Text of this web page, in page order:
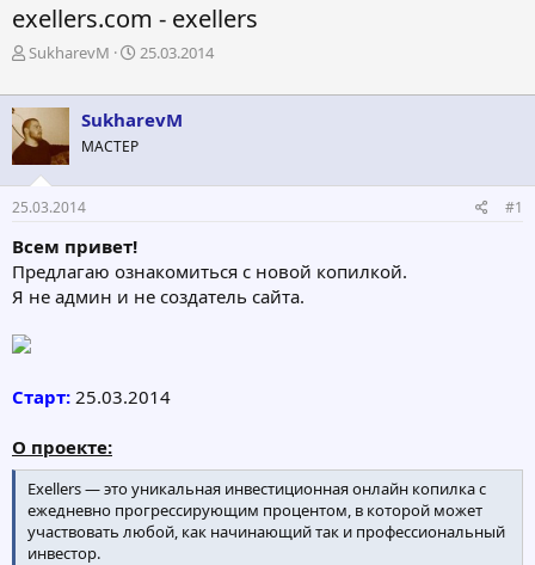
exellers.com - exellers
А
т
о
р
е
м
ы
SukharevM
Д
т
а
ч
л
25.03.2014
SukharevM
МАСТЕР
25.03.2014 #1
Всем привет!
Предлагаю ознакомиться с новой копилкой.
Я не админ и не создатель сайта.
Старт: 25.03.2014
О проекте:
Exellers — это уникальная инвестиционная онлайн копилка с
ежедневно прогрессирующим процентом, в которой может
участвовать любой, как начинающий так и профессиональный
инвестор.